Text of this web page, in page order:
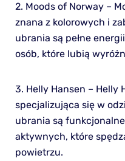
2. Moods of Norway –
znana z kolorowych i
ubrania są pełne
osób, które lubią
3. Helly Hansen – Helly
specjalizująca się w
ubrania są
aktywnych, które
powietrzu.